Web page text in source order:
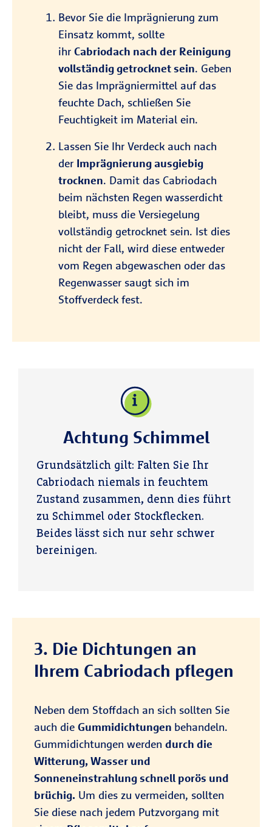
Bevor Sie die Imprägnierung zum
Einsatz kommt, sollte
ihr Cabriodach nach der Reinigung
vollständig getrocknet sein. Geben
Sie das Imprägniermittel auf das
feuchte Dach, schließen Sie
Feuchtigkeit im Material ein.
Lassen Sie Ihr Verdeck auch nach
der Imprägnierung ausgiebig
trocknen. Damit das Cabriodach
beim nächsten Regen wasserdicht
bleibt, muss die Versiegelung
vollständig getrocknet sein. Ist dies
nicht der Fall, wird diese entweder
vom Regen abgewaschen oder das
Regenwasser saugt sich im
Stoffverdeck fest.
Achtung Schimmel
Grundsätzlich gilt: Falten Sie Ihr
Cabriodach niemals in feuchtem
Zustand zusammen, denn dies führt
zu Schimmel oder Stockflecken.
Beides lässt sich nur sehr schwer
bereinigen.
3. Die Dichtungen an
Ihrem Cabriodach pflegen
Neben dem Stoffdach an sich sollten Sie
auch die Gummidichtungen behandeln.
Gummidichtungen werden durch die
Witterung, Wasser und
Sonneneinstrahlung schnell porös und
brüchig. Um dies zu vermeiden, sollten
Sie diese nach jedem Putzvorgang mit